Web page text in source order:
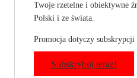
Twoje rzetelne i obiektywne
Polski i ze świata.
Promocja dotyczy subskrypcji
Subskrybuj teraz!